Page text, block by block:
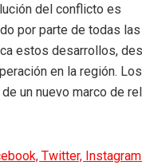
del conflicto es
por parte de todas
estos desarrollos,
en la región. Los
un nuevo marco de
Twitter, Instagram